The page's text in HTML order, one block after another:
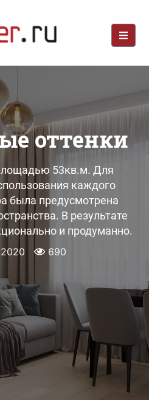
оттенки
53кв.м. Для
каждого
была предусмотрена
В результате
и продуманно.
690